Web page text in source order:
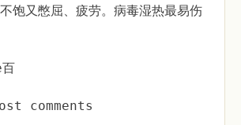
饱又憋屈、疲劳。病毒湿热最易伤
comments